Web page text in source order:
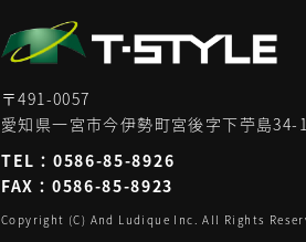
〒491-0057
愛知県一宮市今伊勢町宮後字下苧島34-
TEL： 0586-85-8926
FAX：0586-85-8923
Copyright (C) And Ludique Inc. All Rights